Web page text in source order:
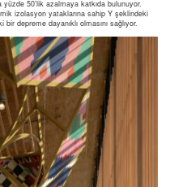
50’lik azalmaya katkıda bulunuyor.
izolasyon yataklarına sahip Y şeklindeki
depreme dayanıklı olmasını sağlıyor.